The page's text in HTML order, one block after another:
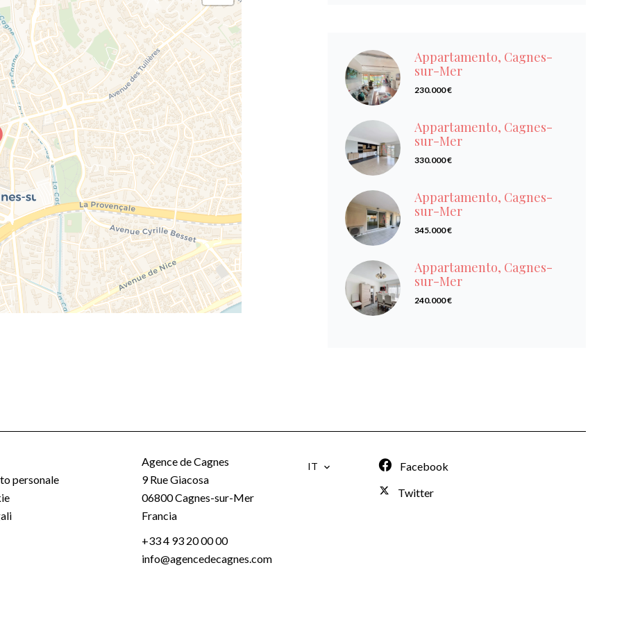
Appartamento, Cagnes-
sur-Mer
230.000 €
Appartamento, Cagnes-
sur-Mer
330.000 €
Appartamento, Cagnes-
sur-Mer
345.000 €
Appartamento, Cagnes-
sur-Mer
240.000 €
personale
Agence de Cagnes
9 Rue Giacosa
06800Cagnes-sur-Mer
Francia
+33 4 93 20 00 00
info@agencedecagnes.com
IT
Facebook
Twitter